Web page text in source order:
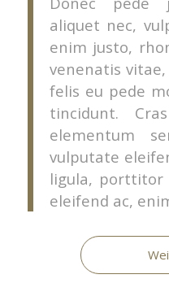
aliquet nec,
enim justo,
venenatis
felis eu pede
tincidunt.
elementum
vulputate
ligula, porttitor
eleifend ac,